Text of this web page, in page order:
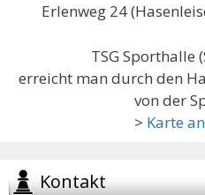
Erlenweg 24
TSG Sporthalle
erreicht man durch den
von der
> Karte
Kontakt